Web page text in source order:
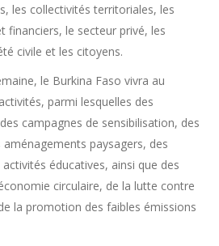
les collectivités territoriales, les
financiers, le secteur privé, les
civile et les citoyens.
le Burkina Faso vivra au
parmi lesquelles des
campagnes de sensibilisation, des
aménagements paysagers, des
éducatives, ainsi que des
circulaire, de la lutte contre
la promotion des faibles émissions